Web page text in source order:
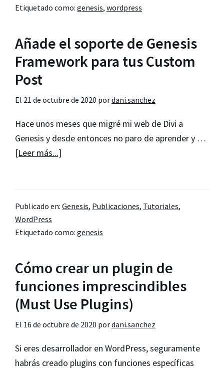
(init,
y
framework)
1
Etiquetado como: genesis, wordpress
Añade el soporte de Genesis
Framework para tus Custom
Post
El 21 de octubre de 2020 pordani.sanchez
Hace unos meses que migré mi web de Divi a
Genesis y desde entonces no paro de aprender y …
[Leer más...]
soporte
Genesis
para
tus
Custom
Post
Publicado en: Genesis, Publicaciones, Tutoriales,
WordPress
Etiquetado como: genesis
Cómo crear un plugin de
funciones imprescindibles
(Must Use Plugins)
El 16 de octubre de 2020 pordani.sanchez
Si eres desarrollador en WordPress, seguramente
habrás creado plugins con funciones específicas